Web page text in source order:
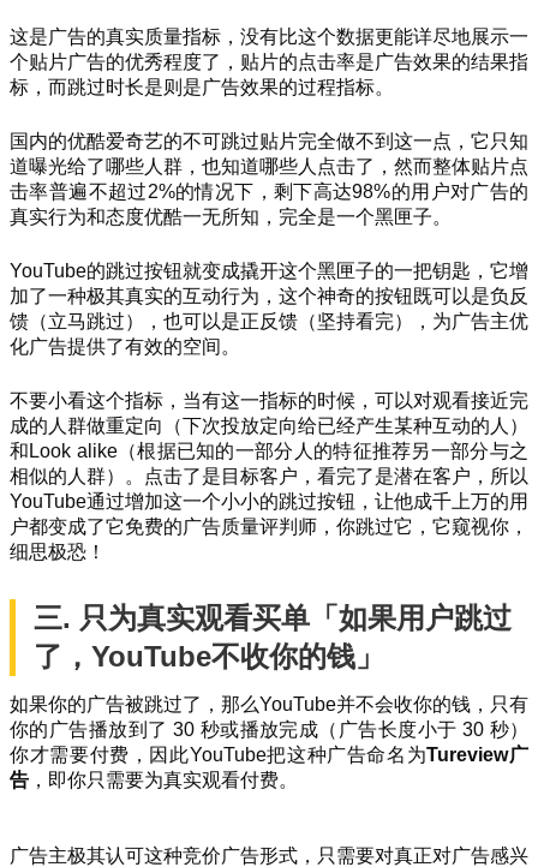
这是广告的真实质量指标，没有比这个数据更能详尽地展示一
个贴片广告的优秀程度了，贴片的点击率是广告效果的结果指
标，而跳过时长是则是广告效果的过程指标。
国内的优酷爱奇艺的不可跳过贴片完全做不到这一点，它只知
道曝光给了哪些人群，也知道哪些人点击了，然而整体贴片点
击率普遍不超过2%的情况下，剩下高达98%的用户对广告的
真实行为和态度优酷一无所知，完全是一个黑匣子。
YouTube的跳过按钮就变成撬开这个黑匣子的一把钥匙，它增
加了一种极其真实的互动行为，这个神奇的按钮既可以是负反
馈（立马跳过），也可以是正反馈（坚持看完），为广告主优
化广告提供了有效的空间。
不要小看这个指标，当有这一指标的时候，可以对观看接近完
成的人群做重定向（下次投放定向给已经产生某种互动的人）
和Look alike（根据已知的一部分人的特征推荐另一部分与之
相似的人群）。点击了是目标客户，看完了是潜在客户，所以
YouTube通过增加这一个小小的跳过按钮，让他成千上万的用
户都变成了它免费的广告质量评判师，你跳过它，它窥视你，
细思极恐！
三. 只为真实观看买单「如果用户跳过
了，YouTube不收你的钱」
如果你的广告被跳过了，那么YouTube并不会收你的钱，只有
你的广告播放到了 30 秒或播放完成（广告长度小于 30 秒）
你才需要付费，因此YouTube把这种广告命名为Tureview广
告 ，即你只需要为真实观看付费。
广告主极其认可这种竞价广告形式，只需要对真正对广告感兴